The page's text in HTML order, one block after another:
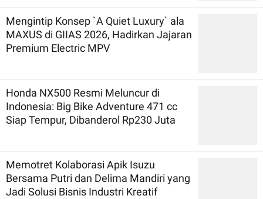
Mengintip Konsep `A Quiet Luxury` ala
MAXUS di GIIAS 2026, Hadirkan Jajaran
Premium Electric MPV
Honda NX500 Resmi Meluncur di
Indonesia: Big Bike Adventure 471 cc
Siap Tempur, Dibanderol Rp230 Juta
Memotret Kolaborasi Apik Isuzu
Bersama Putri dan Delima Mandiri yang
Jadi Solusi Bisnis Industri Kreatif